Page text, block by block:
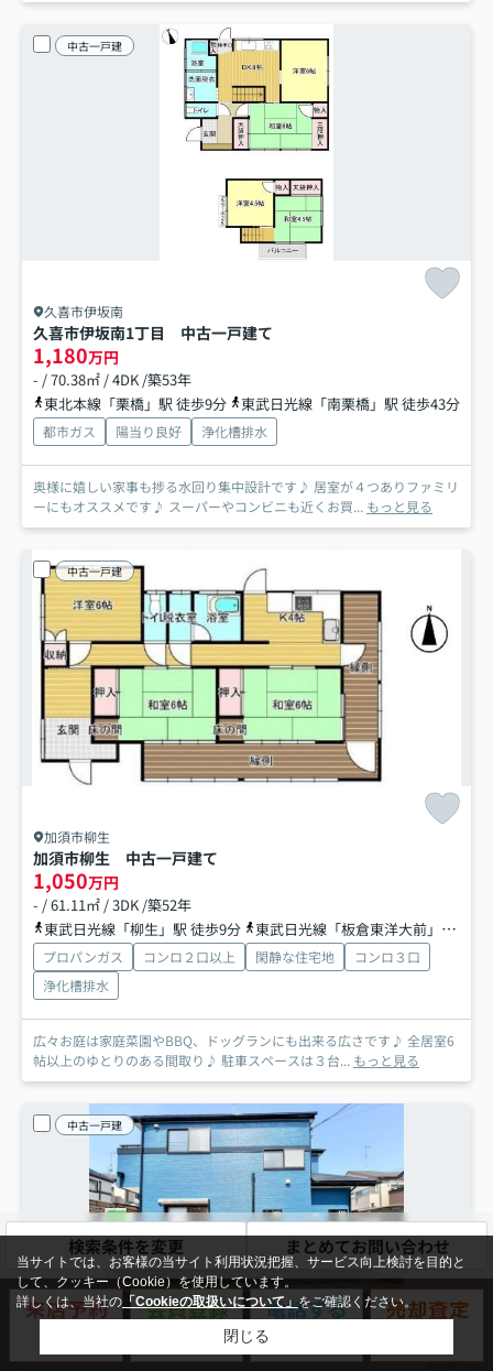
中古一戸建
久喜市伊坂南
久喜市伊坂南1丁目 中古一戸建て
1,180万円
- / 70.38㎡ / 4DK /築53年
東北本線「栗橋」駅 徒歩9分
東武日光線「南栗橋」駅 徒歩43分
都市ガス 陽当り良好 浄化槽排水
奥様に嬉しい家事も捗る水回り集中設計です♪ 居室が４つありファミリ
ーにもオススメです♪ スーパーやコンビニも近くお買... もっと見る
中古一戸建
加須市柳生
加須市柳生 中古一戸建て
1,050万円
- / 61.11㎡ / 3DK /築52年
東武日光線「柳生」駅 徒歩9分
東武日光線「板倉東洋大前」駅 徒歩33分
プロパンガス コンロ２口以上 閑静な住宅地
コンロ３口
浄化槽排水
広々お庭は家庭菜園やBBQ、ドッグランにも出来る広さです♪ 全居室6
帖以上のゆとりのある間取り♪ 駐車スペースは３台... もっと見る
中古一戸建
検索条件を変更 まとめてお問い合わせ
当サイトでは、お客様の当サイト利用状況把握、サービス向上検討を目的と
して、クッキー（Cookie）を使用しています。
詳しくは、当社の 「Cookieの取扱いについて」をご確認ください。
閉じる